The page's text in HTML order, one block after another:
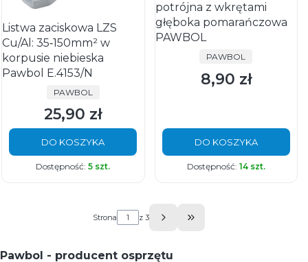
Listwa zaciskowa LZS
Cu/Al: 35‑150mm² w
korpusie niebieska
Pawbol E.4153/N
PRODUCENT
PAWBOL
Cena
25,90 zł
DO KOSZYKA
Dostępność:5 szt.
potrójna z wkrętami
głęboka pomarańczowa
PAWBOL
PRODUCENT
PAWBOL
Cena
8,90 zł
DO KOSZYKA
Dostępność: 14 szt.
Strona z 3
Przejdź do ostatniej
Pawbol - producent osprzętu